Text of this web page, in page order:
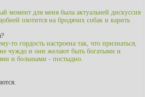
момент для меня была актуальней дискуссия
охотится на бродячих собак и варить
то гордость настроена так, что признаться,
чуждо и они желают быть богатыми и
и больными - постыдно.